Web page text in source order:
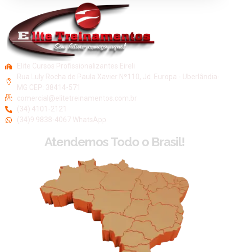
Elite Cursos Profissionalizantes Eireli
Rua Luly Rocha de Paula Xavier Nº110, Jd. Europa - Uberlândia-
MG CEP: 38414-571
comercial@elitetreinamentos.com.br
(34) 4101-2121
(34)9.9838-4067 WhatsApp
Atendemos Todo o Brasil!